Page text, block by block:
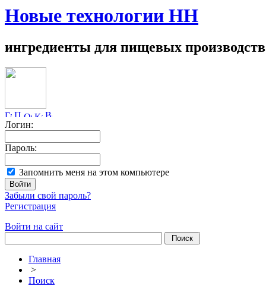
Новые технологии НН
ингредиенты для пищевых производств
Логин:
Пароль:
Запомнить меня на этом компьютере
Забыли свой пароль?
Регистрация
Войти на сайт
Главная
>
Поиск